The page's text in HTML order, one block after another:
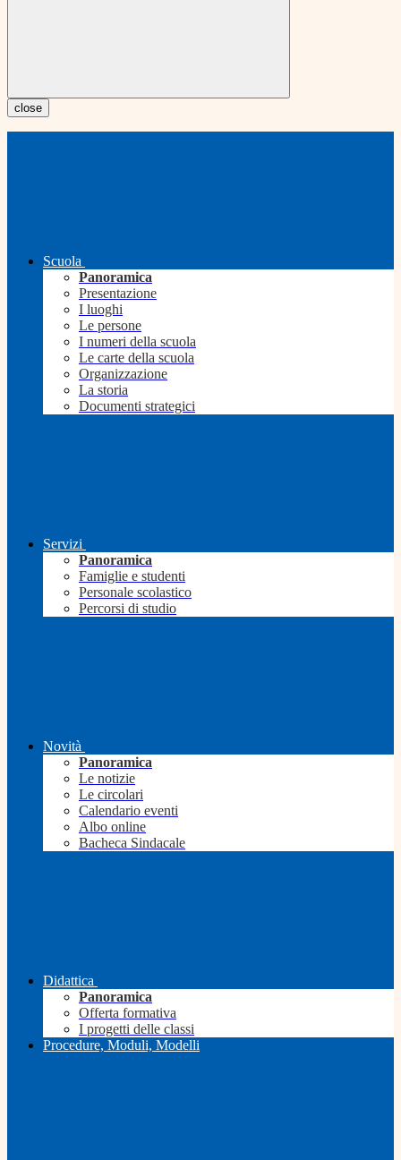
close
Scuola
Panoramica
Presentazione
I luoghi
Le persone
I numeri della scuola
Le carte della scuola
Organizzazione
La storia
Documenti strategici
Servizi
Panoramica
Famiglie e studenti
Personale scolastico
Percorsi di studio
Novità
Panoramica
Le notizie
Le circolari
Calendario eventi
Albo online
Bacheca Sindacale
Didattica
Panoramica
Offerta formativa
I progetti delle classi
Procedure, Moduli, Modelli